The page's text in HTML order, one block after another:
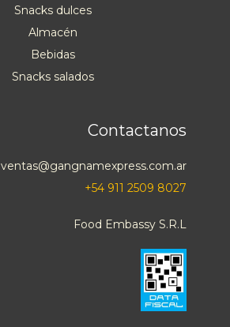
Snacks dulces
Almacén
Bebidas
Snacks salados
Contactanos
ventas@gangnamexpress.com.ar
+54 911 2509 8027
Food Embassy S.R.L